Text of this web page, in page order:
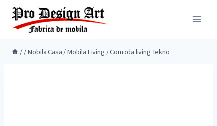
Skip
content
/ /Mobila Casa /Mobila Living /Comoda living Tekno